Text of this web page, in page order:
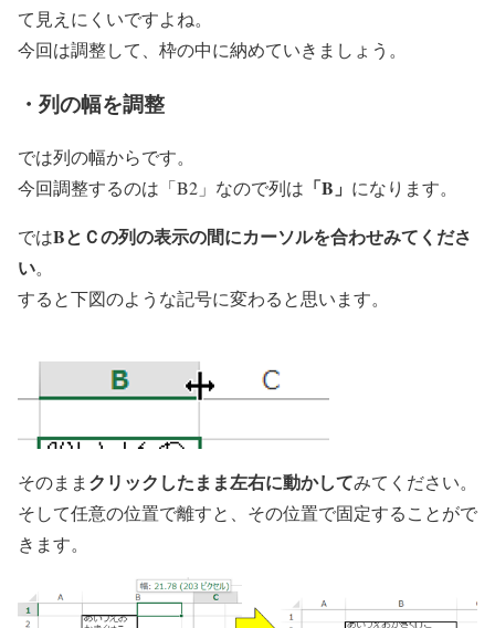
て見えにくいですよね。
今回は調整して、枠の中に納めていきましょう。
・列の幅を調整
では列の幅からです。
今回調整するのは「B2」なので列は 「B」 になります。
ではBとＣの列の表示の間にカーソルを合わせみてくださ
い。
すると下図のような記号に変わると思います。
そのまま クリックしたまま左右に動かしてみてください。
そして任意の位置で離すと、その位置で固定することがで
きます。